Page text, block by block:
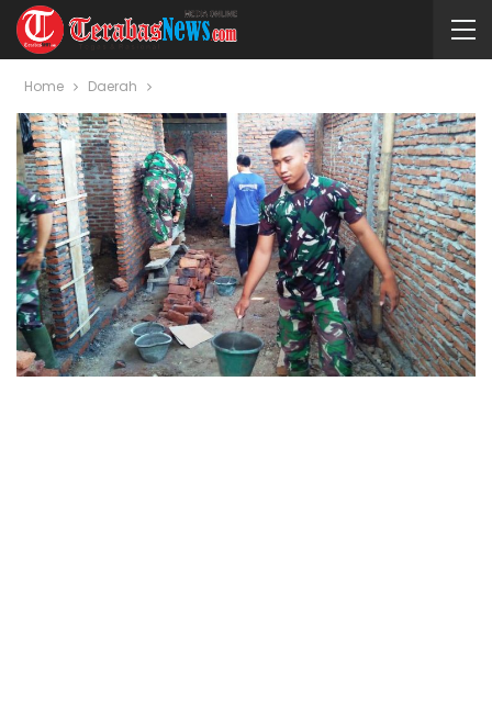
Home Daerah